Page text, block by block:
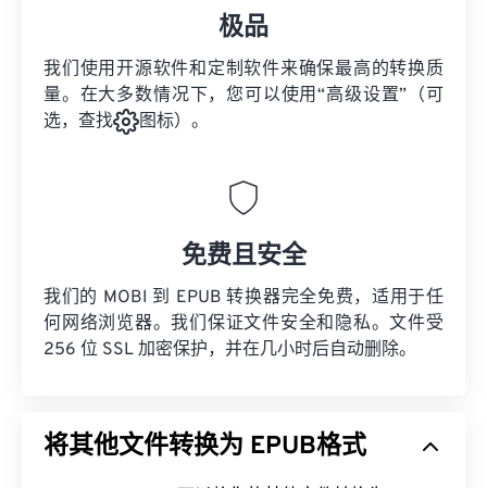
极品
我们使用开源软件和定制软件来确保最高的转换质
量。在大多数情况下，您可以使用“高级设置”（可
选，查找
图标）。
免费且安全
我们的 MOBI 到 EPUB 转换器完全免费，适用于任
何网络浏览器。我们保证文件安全和隐私。文件受
256 位 SSL 加密保护，并在几小时后自动删除。
将其他文件转换为 EPUB格式